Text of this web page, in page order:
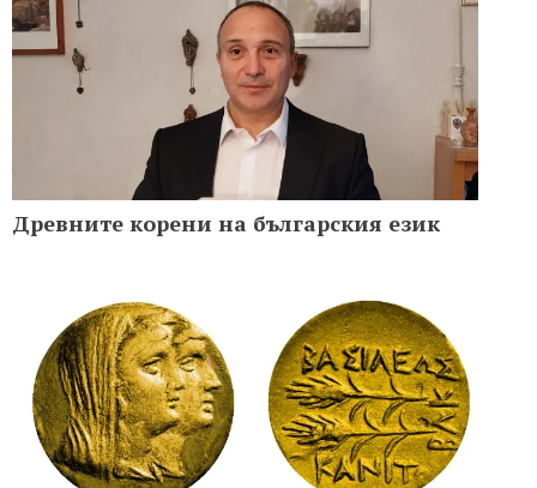
Древните корени на българския език